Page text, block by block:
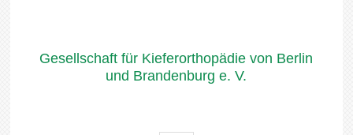
Gesellschaft für Kieferorthopädie von Berlin
und Brandenburg e. V.